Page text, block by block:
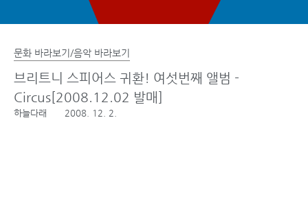
문화 바라보기/음악 바라보기
브리트니 스피어스 귀환! 여섯번째 앨범 -
Circus[2008.12.02 발매]
하늘다래 2008. 12. 2.